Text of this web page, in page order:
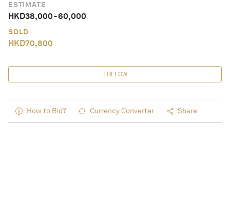
ESTIMATE
HKD38,000-60,000
SOLD
HKD70,800
FOLLOW
How to Bid? Currency Converter Share